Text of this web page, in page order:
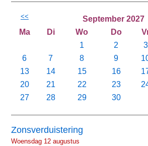
<< September 2027
Ma Di Wo Do
1
2 3
6
7 8 9
13
14 15 16
20
21 22 23
27
28 29 30
Zonsverduistering
Woensdag 12 augustus